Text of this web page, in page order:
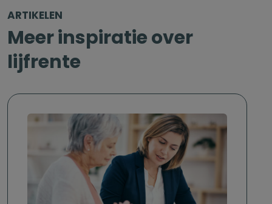
ARTIKELEN
Meer inspiratie over
lijfrente